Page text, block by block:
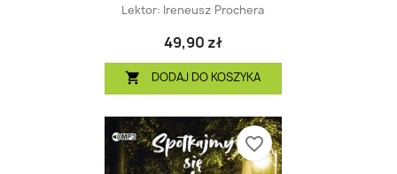
Lektor: Ireneusz Prochera
49,90 zł
 DODAJ DO KOSZYKA
favorite_border